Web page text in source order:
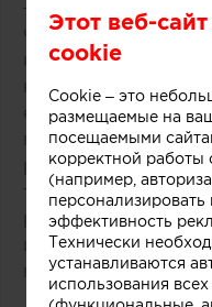
– Честно говоря, не
что ожидания
к разочарованиям.
найти правильных
единомышленников,
подсознательно
рада, что у нас в
талантливейших
рада, что
интерьерного
профессионализму
Этот веб-
cookie
Cookie – это
размещаемые на
посещаемыми
корректной работы
(например,
персонализировать
эффективность
Технически
устанавливаются
использования